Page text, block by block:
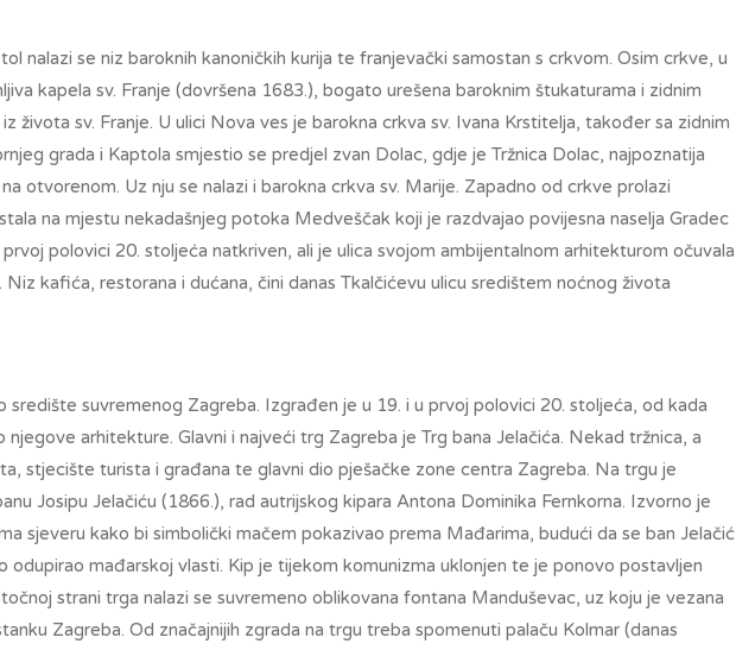
nalazi se niz baroknih kanoničkih kurija te franjevački samostan s crkvom. Osim crkve, u
kapela sv. Franje (dovršena 1683.), bogato urešena baroknim štukaturama i zidnim
života sv. Franje. U ulici Nova ves je barokna crkva sv. Ivana Krstitelja, također sa zidnim
grada i Kaptola smjestio se predjel zvan Dolac, gdje je Tržnica Dolac, najpoznatija
otvorenom. Uz nju se nalazi i barokna crkva sv. Marije. Zapadno od crkve prolazi
na mjestu nekadašnjeg potoka Medveščak koji je razdvajao povijesna naselja Gradec
polovici 20. stoljeća natkriven, ali je ulica svojom ambijentalnom arhitekturom očuvala
Niz kafića, restorana i dućana, čini danas Tkalčićevu ulicu središtem noćnog života
središte suvremenog Zagreba. Izgrađen je u 19. i u prvoj polovici 20. stoljeća, od kada
njegove arhitekture. Glavni i najveći trg Zagreba je Trg bana Jelačića. Nekad tržnica, a
stjecište turista i građana te glavni dio pješačke zone centra Zagreba. Na trgu je
Josipu Jelačiću (1866.), rad autrijskog kipara Antona Dominika Fernkorna. Izvorno je
sjeveru kako bi simbolički mačem pokazivao prema Mađarima, budući da se ban Jelačić
odupirao mađarskoj vlasti. Kip je tijekom komunizma uklonjen te je ponovo postavljen
strani trga nalazi se suvremeno oblikovana fontana Manduševac, uz koju je vezana
Zagreba. Od značajnijih zgrada na trgu treba spomenuti palaču Kolmar (danas